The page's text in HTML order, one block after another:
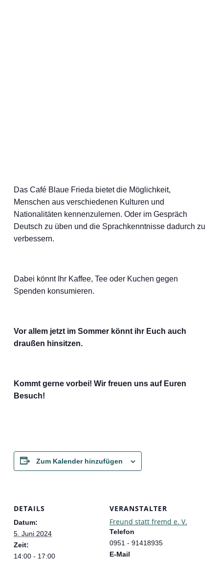
Das Café Blaue Frieda bietet die Möglichkeit,
Menschen aus verschiedenen Kulturen und
Nationalitäten kennenzulernen. Oder im Gespräch
Deutsch zu üben und die Sprachkenntnisse dadurch zu
verbessern.
Dabei könnt Ihr Kaffee, Tee oder Kuchen gegen
Spenden konsumieren.
Vor allem jetzt im Sommer könnt ihr Euch auch
draußen hinsitzen.
Kommt gerne vorbei! Wir freuen uns auf Euren
Besuch!
Zum Kalender hinzufügen
DETAILS
Datum:
5. Juni 2024
Zeit:
14:00 - 17:00
VERANSTALTER
Freund statt fremd e. V.
Telefon
0951 - 91418935
E-Mail